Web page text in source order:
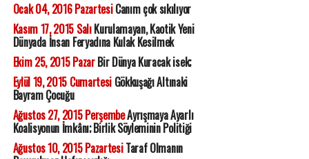
Ocak 04, 2016 PazartesiCanım çok sıkılıyor
Kasım 17, 2015 SalıKurulamayan, Kaotik Yeni
Dünyada İnsan Feryadına Kulak Kesilmek
Ekim 25, 2015 PazarBir Dünya Kuracak isek;
Eylül 19, 2015 CumartesiGökkuşağı Altınaki
Bayram Çocuğu
Ağustos 27, 2015 PerşembeAyrışmaya Ayarlı
Koalisyonun İmkânı; Birlik Söyleminin Politiği
Ağustos 10, 2015 PazartesiTaraf Olmanın